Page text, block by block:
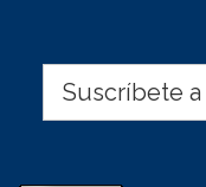
Suscríbete